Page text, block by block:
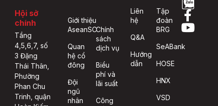
Hội sở
chính
Tầng
4,5,6,7, số
3 Đặng
Thái Thân,
Phường
Phan Chu
Trinh, quận
Giới thiệu
AseanSC
Quan
hệ cổ
đông
Đội
ngũ
nhân
Chính
sách
dịch vụ
Biểu
phí và
lãi suất
Công
Liên
hệ
Q&A
Hướng
dẫn
Tập
đoàn
BRG
SeABank
HOSE
HNX
VSD